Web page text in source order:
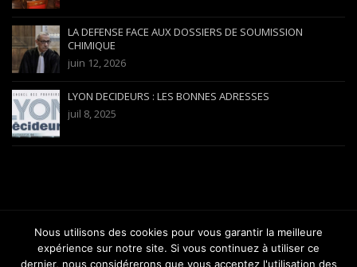
LA DEFENSE FACE AUX DOSSIERS DE SOUMISSION
CHIMIQUE
juin 12, 2026
LYON DECIDEURS : LES BONNES ADRESSES
juil 8, 2025
Copyright 2012-2025 Avocat Versini-Bullara - Barreau de Lyon |
gabrielversini@wanadoo.fr
Nous utilisons des cookies pour vous garantir la meilleure
expérience sur notre site. Si vous continuez à utiliser ce
dernier, nous considérerons que vous acceptez l'utilisation des